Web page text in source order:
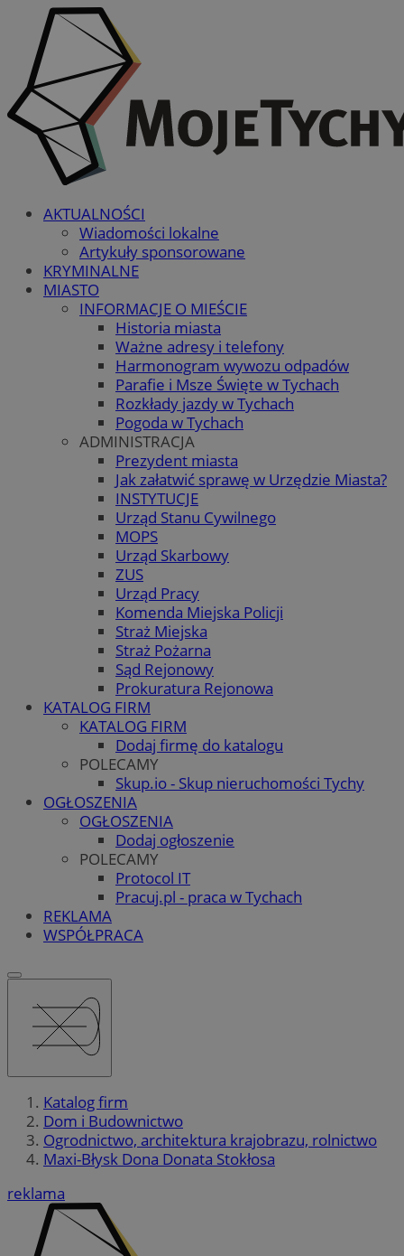
AKTUALNOŚCI
Wiadomości lokalne
Artykuły sponsorowane
KRYMINALNE
MIASTO
INFORMACJE O MIEŚCIE
Historia miasta
Ważne adresy i telefony
Harmonogram wywozu odpadów
Parafie i Msze Święte w Tychach
Rozkłady jazdy w Tychach
Pogoda w Tychach
ADMINISTRACJA
Prezydent miasta
Jak załatwić sprawę w Urzędzie Miasta?
INSTYTUCJE
Urząd Stanu Cywilnego
MOPS
Urząd Skarbowy
ZUS
Urząd Pracy
Komenda Miejska Policji
Straż Miejska
Straż Pożarna
Sąd Rejonowy
Prokuratura Rejonowa
KATALOG FIRM
KATALOG FIRM
Dodaj firmę do katalogu
POLECAMY
Skup.io - Skup nieruchomości Tychy
OGŁOSZENIA
OGŁOSZENIA
Dodaj ogłoszenie
POLECAMY
Protocol IT
Pracuj.pl - praca w Tychach
REKLAMA
WSPÓŁPRACA
Katalog firm
Dom i Budownictwo
Ogrodnictwo, architektura krajobrazu, rolnictwo
Maxi-Błysk Dona Donata Stokłosa
reklama